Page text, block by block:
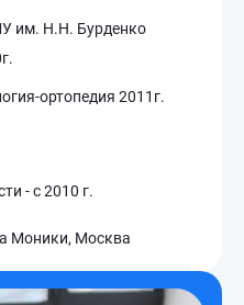
им. Н.Н. Бурденко
ортопедия 2011г.
- с 2010 г.
Моники, Москва